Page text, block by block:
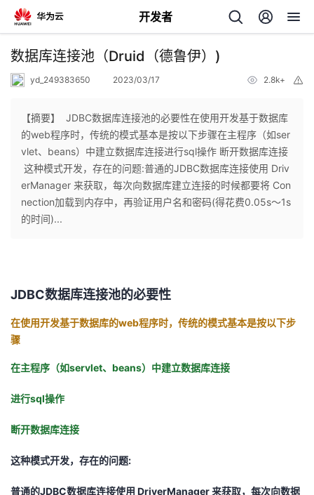
开发者
返
个
人
我
者
我
的
我
数据库连接池（Druid（德鲁伊）)
yd_249383650 2023/03/17 2.8k+
【摘要】 ​ JDBC数据库连接池的必要性在使用开发基于数据库
的web程序时，传统的模式基本是按以下步骤在主程序（如ser
vlet、beans）中建立数据库连接进行sql操作 断开数据库连接
这种模式开发，存在的问题:普通的JDBC数据库连接使用 Driv
erManager 来获取，每次向数据库建立连接的时候都要将 Con
nection加载到内存中，再验证用户名和密码(得花费0.05s～1s
的时间)...
JDBC数据库连接池的必要性
在使用开发基于数据库的web程序时，传统的模式基本是按以下步
骤
在主程序（如servlet、beans）中建立数据库连接
进行sql操作
断开数据库连接
这种模式开发，存在的问题:
普通的JDBC数据库连接使用 DriverManager 来获取，每次向数据